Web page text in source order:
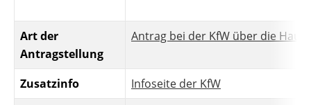
Art der
Antragstellung
Antrag bei der KfW über die
Zusatzinfo
Infoseite der KfW